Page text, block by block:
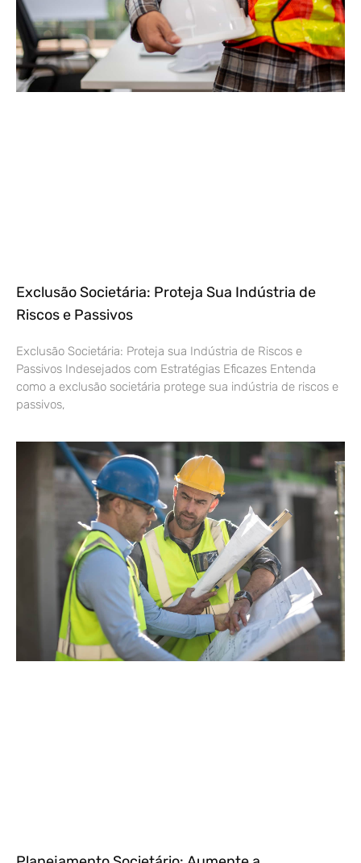
Exclusão Societária: Proteja Sua Indústria de
Riscos e Passivos
Exclusão Societária: Proteja sua Indústria de Riscos e
Passivos Indesejados com Estratégias Eficazes Entenda
como a exclusão societária protege sua indústria de riscos e
passivos,